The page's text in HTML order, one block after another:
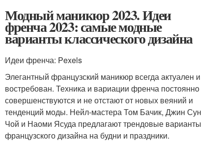
Модный маникюр 2023. Идеи
френча 2023: самые модные
варианты классического дизайна
Идеи френча: Pexels
Элегантный французский маникюр всегда актуален и
востребован. Техника и вариации френча постоянно
совершенствуются и не отстают от новых веяний и
тенденций моды. Нейл-мастера Том Бачик, Джин Сун
Чой и Наоми Ясуда предлагают трендовые варианты
французского дизайна на будни и праздники.